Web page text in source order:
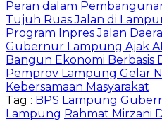
Peran dalam
Tujuh Ruas Jalan di
Program Inpres Jalan
Gubernur Lampung Ajak
Bangun Ekonomi Berbasis
Pemprov Lampung Gelar
Kebersamaan Masyarakat
Tag : BPS Lampung
Lampung Rahmat Mirzani